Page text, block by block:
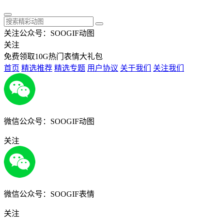
关注公众号：SOOGIF动图
关注
免费领取10G热门表情大礼包
首页 精选推荐 精选专题 用户协议 关于我们 关注我们
微信公众号：SOOGIF动图
关注
微信公众号：SOOGIF表情
关注